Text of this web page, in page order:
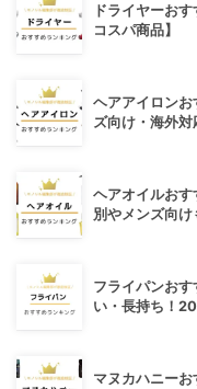
ドライヤーお
コスパ商品】
ヘアアイロン
ズ向け・海外対
ヘアオイルお
別やメンズ向け
フライパンお
い・長持ち！
マヌカハニー